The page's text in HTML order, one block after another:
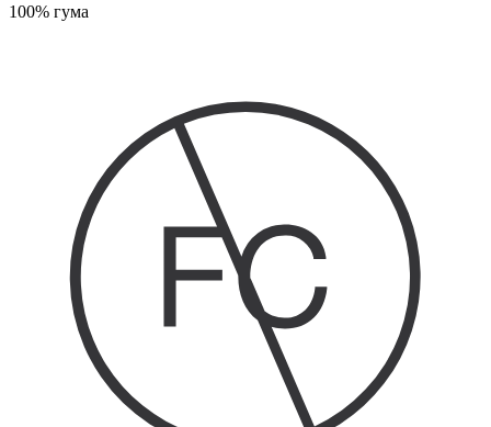
100% гума